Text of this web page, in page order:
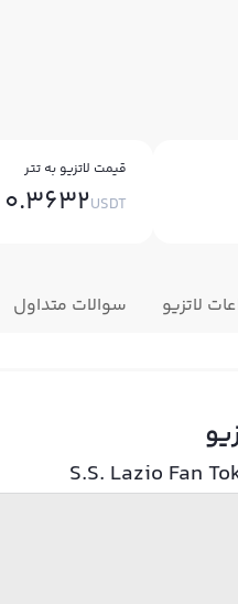
قیمت لاتزیو به تتر
0.3632USDT
لاتزیو سوالات متداول
S.S. Lazio Fan